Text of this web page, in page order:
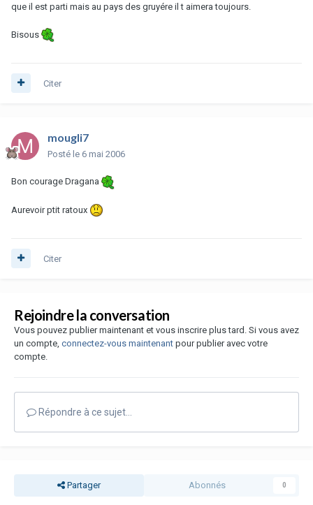
que il est parti mais au pays des gruyére il t aimera toujours.
Bisous
Citer
mougli7
Posté le 6 mai 2006
Bon courage Dragana
Aurevoir ptit ratoux
Citer
Rejoindre la conversation
Vous pouvez publier maintenant et vous inscrire plus tard. Si vous avez
un compte, connectez-vous maintenant pour publier avec votre
compte.
Répondre à ce sujet…
Partager Abonnés 0